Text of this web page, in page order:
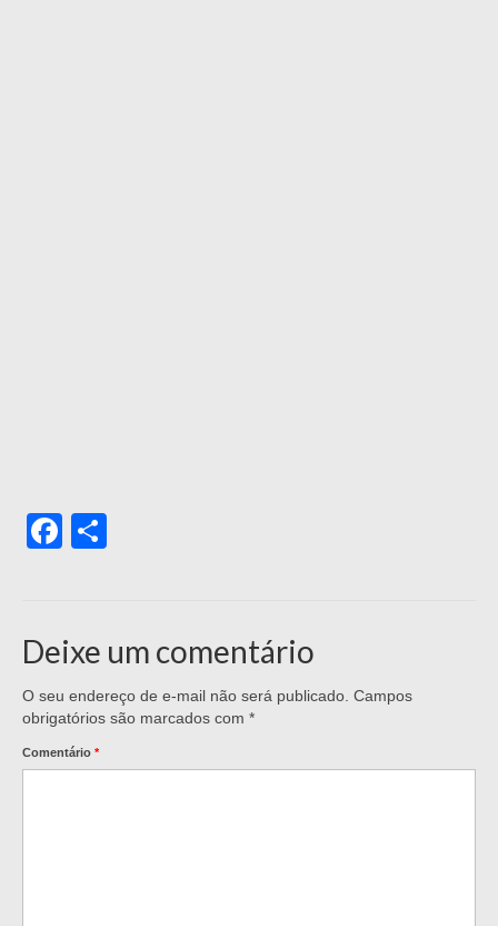
Facebook
Deixe um comentário
O seu endereço de e-mail não será publicado. Campos
obrigatórios são marcados com *
Comentário *